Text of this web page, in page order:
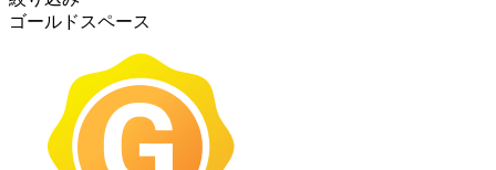
ゴールドスペース